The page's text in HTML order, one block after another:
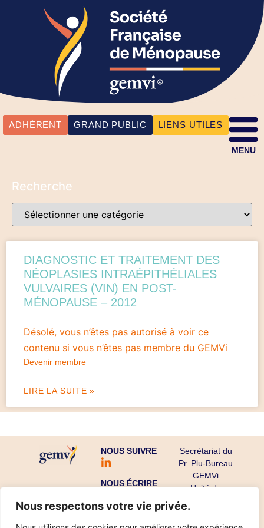
Nous respectons votre vie privée.
ADHÉRENT GRAND PUBLIC LIENS UTILES
MENU
Recherche
DIAGNOSTIC ET TRAITEMENT DES
NÉOPLASIES INTRAÉPITHÉLIALES
VULVAIRES (VIN) EN POST-
MÉNOPAUSE – 2012
Désolé, vous n’êtes pas autorisé à voir ce
contenu si vous n’êtes pas membre du GEMVi
Devenir membre
LIRE LA SUITE »
NOUS SUIVRE
NOUS ÉCRIRE
Secrétariat du
Pr. Plu-Bureau
GEMVi
Unité de
Endocrinienne
CHU Cochin-